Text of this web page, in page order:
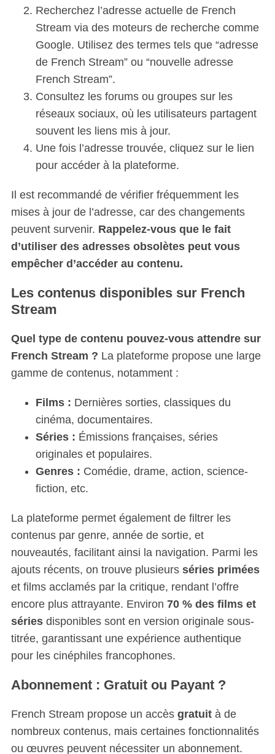
Recherchez l’adresse actuelle de French
Stream via des moteurs de recherche comme
Google. Utilisez des termes tels que “adresse
de French Stream” ou “nouvelle adresse
French Stream”.
Consultez les forums ou groupes sur les
réseaux sociaux, où les utilisateurs partagent
souvent les liens mis à jour.
Une fois l’adresse trouvée, cliquez sur le lien
pour accéder à la plateforme.
Il est recommandé de vérifier fréquemment les
mises à jour de l’adresse, car des changements
peuvent survenir. Rappelez-vous que le fait
d’utiliser des adresses obsolètes peut vous
empêcher d’accéder au contenu.
Les contenus disponibles sur French
Stream
Quel type de contenu pouvez-vous attendre sur
French Stream ? La plateforme propose une large
gamme de contenus, notamment :
Films : Dernières sorties, classiques du
cinéma, documentaires.
Séries : Émissions françaises, séries
originales et populaires.
Genres : Comédie, drame, action, science-
fiction, etc.
La plateforme permet également de filtrer les
contenus par genre, année de sortie, et
nouveautés, facilitant ainsi la navigation. Parmi les
ajouts récents, on trouve plusieurs séries primées
et films acclamés par la critique, rendant l’offre
encore plus attrayante. Environ 70 % des films et
sériesdisponibles sont en version originale sous-
titrée, garantissant une expérience authentique
pour les cinéphiles francophones.
Abonnement : Gratuit ou Payant ?
French Stream propose un accès gratuità de
nombreux contenus, mais certaines fonctionnalités
ou œuvres peuvent nécessiter un abonnement.